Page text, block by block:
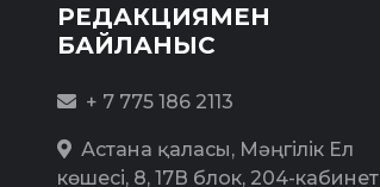
РЕДАКЦИЯМЕН
БАЙЛАНЫС
+ 7 775 186 2113
Астана қаласы, Мәңгілік Ел
көшесі, 8, 17В блок, 204-кабинет